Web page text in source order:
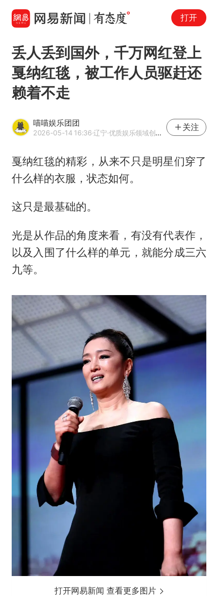
打开
丢人丢到国外，千万网红登上
戛纳红毯，被工作人员驱赶还
赖着不走
喵喵娱乐团团
2026-05-14 16:36·辽宁·优质娱乐领域创作者
关注
戛纳红毯的精彩，从来不只是明星们穿了
什么样的衣服，状态如何。
这只是最基础的。
光是从作品的角度来看，有没有代表作，
以及入围了什么样的单元，就能分成三六
九等。
打开网易新闻 查看更多图片